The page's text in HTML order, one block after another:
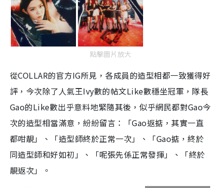
點擊圖片放大
從COLLAR的官方IG所見，各成員的造型相都一致獲得好
評，今次除了人氣王Ivy數的帖文Like數穩坐冠軍，隊長
Gao的Like數出乎意料地緊隨其後，似乎網民都對Gao今
次的造型相當滿意，紛紛留言：「Gao返掂，其實一直
都咁靚」、「造型師終於正常一次」、「Gao掂，終於
同造型師和好如初」、「呢張先係正常發揮」、「終於
靚返次」。